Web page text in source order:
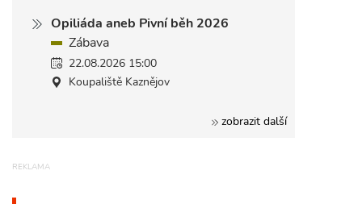
Opiliáda aneb Pivní běh 2026
Zábava
22.08.2026 15:00
Koupaliště Kaznějov
zobrazit další